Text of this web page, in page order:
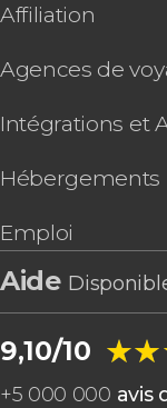
Affiliation
Agences de
Intégrations et
Hébergements
Emploi
Aide
9,10/10
+5 000 000 avis